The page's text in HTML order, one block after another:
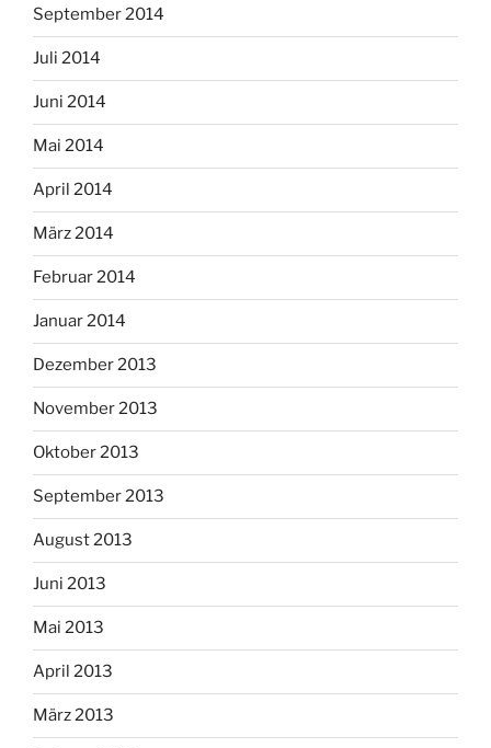
September 2014
Juli 2014
Juni 2014
Mai 2014
April 2014
März 2014
Februar 2014
Januar 2014
Dezember 2013
November 2013
Oktober 2013
September 2013
August 2013
Juni 2013
Mai 2013
April 2013
März 2013